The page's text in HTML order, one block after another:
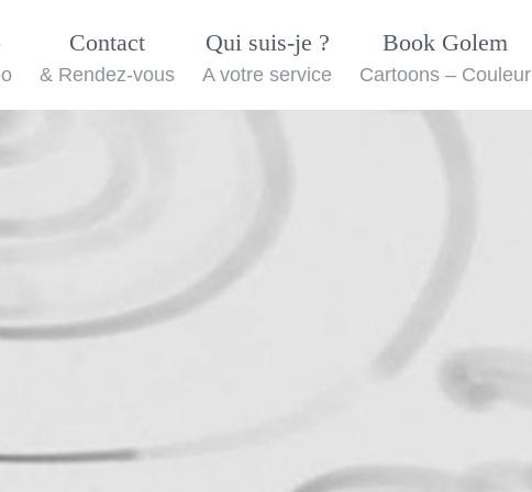
Contact
& Rendez-vous
Qui suis-je ?
A votre service
Book Golem
Cartoons – Couleur